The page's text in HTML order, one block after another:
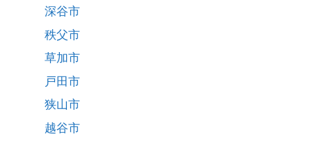
深谷市
秩父市
草加市
戸田市
狭山市
越谷市